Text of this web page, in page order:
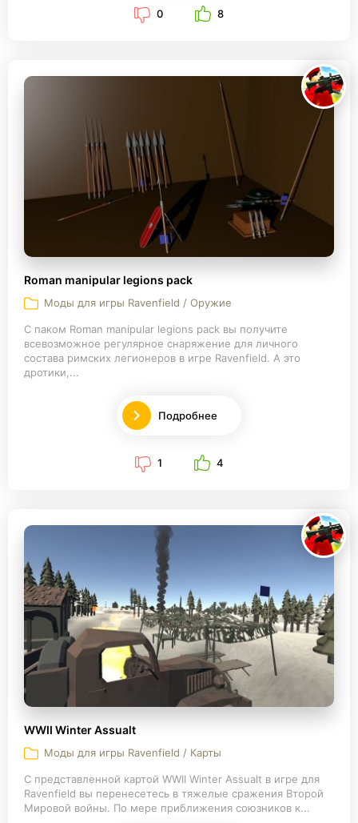
0 8
Roman manipular legions pack
Моды для игры Ravenfield / Оружие
С паком Roman manipular legions pack вы получите
всевозможное регулярное снаряжение для личного
состава римских легионеров в игре Ravenfield. А это
дротики,...
Подробнее
1 4
WWII Winter Assualt
Моды для игры Ravenfield / Карты
С представленной картой WWII Winter Assualt в игре для
Ravenfield вы перенесетесь в тяжелые сражения Второй
Мировой войны. По мере приближения союзников к...